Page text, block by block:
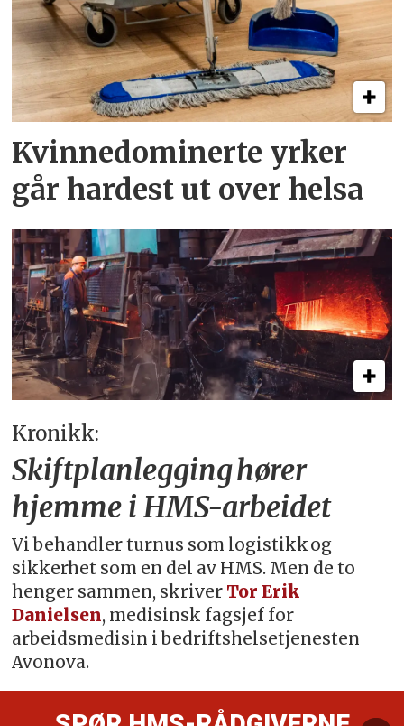
Kvinnedominerte yrker
går hardest ut over helsa
Kronikk:
Skiftplanlegging hører
hjemme i HMS-arbeidet
Vi behandler turnus som logistikk og
sikkerhet som en del av HMS. Men de to
henger sammen, skriver Tor Erik
Danielsen, medisinsk fagsjef for
arbeidsmedisin i bedriftshelsetjenesten
Avonova.